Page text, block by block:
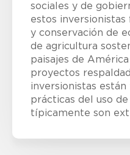
sociales y de
estos inversionistas
y conservación de
de agricultura
paisajes de
proyectos
inversionistas
prácticas del uso
típicamente son